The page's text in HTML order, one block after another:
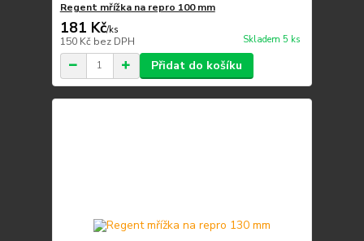
Regent mřížka na repro 100 mm
181 Kč/ks
150 Kč bez DPH Skladem 5 ks
Přidat do košíku